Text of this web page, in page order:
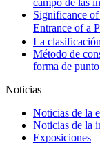
Significance
Entrance of a
La
Método de
forma de
Noticias
Noticias de la
Noticias de la
Exposiciones